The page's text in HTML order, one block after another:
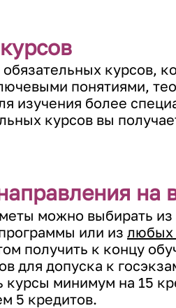
курсов,
понятиями,
изучения более
курсов вы
на
можно выбирать
или из любых
получить к концу
для допуска к
курсы минимум на 15
5 кредитов.